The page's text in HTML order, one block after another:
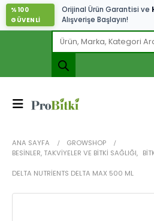
%100
GÜVENLİ
Orijinal Ürün Garantisi ve
Alışverişe Başlayın!
ANA SAYFA
GROWSHOP
BESINLER, TAKVIYELER VE BITKI SAĞLIĞI,
DELTA NUTRIENTS DELTA MAX 500 ML